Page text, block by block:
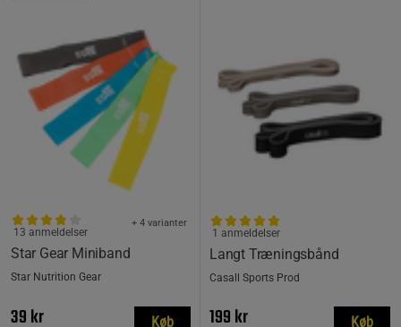
Star Gear Miniband
+ 4 varianter
13 anmeldelser
Star Nutrition Gear
39 kr Køb
Langt Træningsbånd
1 anmeldelser
Casall Sports Prod
199 kr Køb